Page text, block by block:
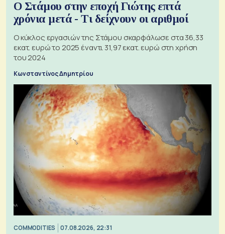
Ο Στάμου στην εποχή Γιώτης επτά
χρόνια μετά - Τι δείχνουν οι αριθμοί
Ο κύκλος εργασιών της Στάμου σκαρφάλωσε στα 36,33
εκατ. ευρώ το 2025 έναντι 31,97 εκατ. ευρώ στη χρήση
του 2024
Κωνσταντίνος Δημητρίου
COMMODITIES 07.08.2026, 22:31